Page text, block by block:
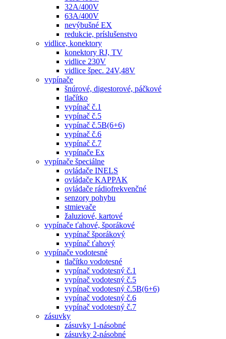
32A/400V
63A/400V
nevýbušné EX
redukcie, príslušenstvo
vidlice, konektory
konektory RJ, TV
vidlice 230V
vidlice špec. 24V,48V
vypínače
šnúrové, digestorové, páčkové
tlačítko
vypínač č.1
vypínač č.5
vypínač č.5B(6+6)
vypínač č.6
vypínač č.7
vypínače Ex
vypínače špeciálne
ovládače INELS
ovládače KAPPAK
ovládače rádiofrekvenčné
senzory pohybu
stmievače
žaluziové, kartové
vypínače ťahové, šporákové
vypínač šporákový
vypínač ťahový
vypínače vodotesné
tlačítko vodotesné
vypínač vodotesný č.1
vypínač vodotesný č.5
vypínač vodotesný č.5B(6+6)
vypínač vodotesný č.6
vypínač vodotesný č.7
zásuvky
zásuvky 1-násobné
zásuvky 2-násobné